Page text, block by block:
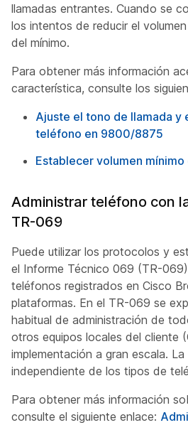
llamadas entrantes. Cuando se
los intentos de reducir el
del mínimo.
Para obtener más información
característica, consulte los
Ajuste el tono de llamada y
teléfono en 9800/8875
Establecer volumen
Administrar teléfono con
TR-069
Puede utilizar los protocolos y
el Informe Técnico 069 (TR-
teléfonos registrados en Cisco
plataformas. En el TR-069 se
habitual de administración de
otros equipos locales del cliente
implementación a gran escala.
independiente de los tipos de
Para obtener más información
consulte el siguiente enlace: